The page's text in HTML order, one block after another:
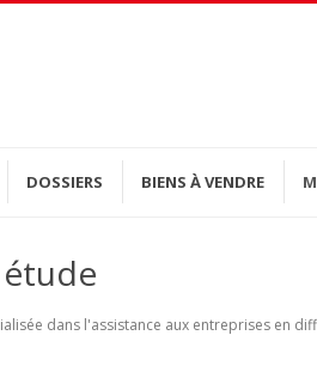
DOSSIERS BIENS À VENDRE
dans l'assistance aux entreprises en